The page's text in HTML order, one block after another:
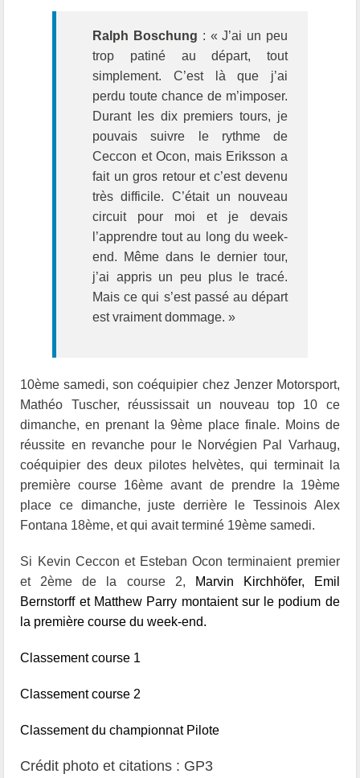
Ralph Boschung : « J’ai un peu
trop patiné au départ, tout
simplement. C’est là que j’ai
perdu toute chance de m’imposer.
Durant les dix premiers tours, je
pouvais suivre le rythme de
Ceccon et Ocon, mais Eriksson a
fait un gros retour et c’est devenu
très difficile. C’était un nouveau
circuit pour moi et je devais
l’apprendre tout au long du week-
end. Même dans le dernier tour,
j’ai appris un peu plus le tracé.
Mais ce qui s’est passé au départ
est vraiment dommage. »
10ème samedi, son coéquipier chez Jenzer Motorsport,
Mathéo Tuscher, réussissait un nouveau top 10 ce
dimanche, en prenant la 9ème place finale. Moins de
réussite en revanche pour le Norvégien Pal Varhaug,
coéquipier des deux pilotes helvètes, qui terminait la
première course 16ème avant de prendre la 19ème
place ce dimanche, juste derrière le Tessinois Alex
Fontana 18ème, et qui avait terminé 19ème samedi.
Si Kevin Ceccon et Esteban Ocon terminaient premier
et 2ème de la course 2,
Marvin Kirchhöfer, Emil
Bernstorff et Matthew Parry montaient sur le podium de
la première course du week-end.
C lassement course 1
Classement course 2
Classement du championnat Pilote
Crédit photo et citations : GP3